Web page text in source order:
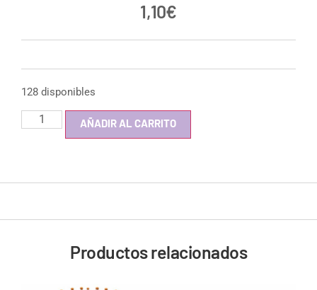
1,10€
128 disponibles
AÑADIR AL CARRITO
Productos relacionados